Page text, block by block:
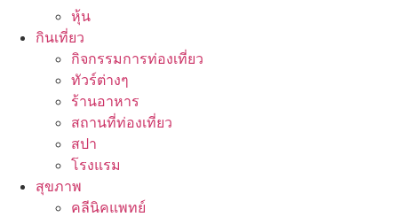
หุ้น
กินเที่ยว
กิจกรรมการท่องเที่ยว
ทัวร์ต่างๆ
ร้านอาหาร
สถานที่ท่องเที่ยว
สปา
โรงแรม
สุขภาพ
คลีนิคแพทย์